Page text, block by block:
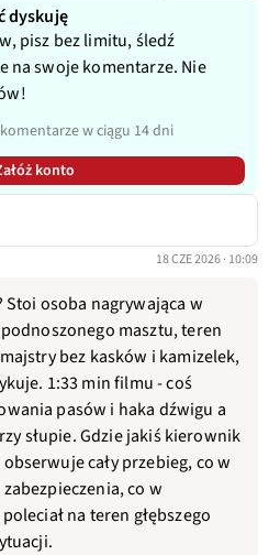
dyskuję
pisz bez limitu, śledź
na swoje komentarze. Nie
w ciągu 14 dni
konto
18 CZE 2026 · 10:09
Stoi osoba nagrywająca w
masztu, teren
bez kasków i kamizelek,
1:33 min filmu - coś
pasów i haka dźwigu a
słupie. Gdzie jakiś kierownik
cały przebieg, co w
co w
na teren głębszego